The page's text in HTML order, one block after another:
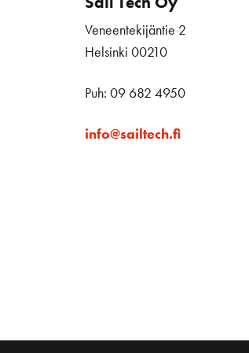
Veneentekijäntie 2
Helsinki 00210
Puh: 09 682 4950
info@sailtech.fi